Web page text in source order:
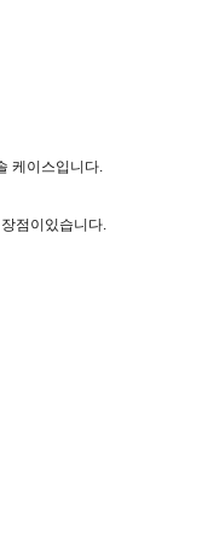
케이스입니다.
점이있습니다.